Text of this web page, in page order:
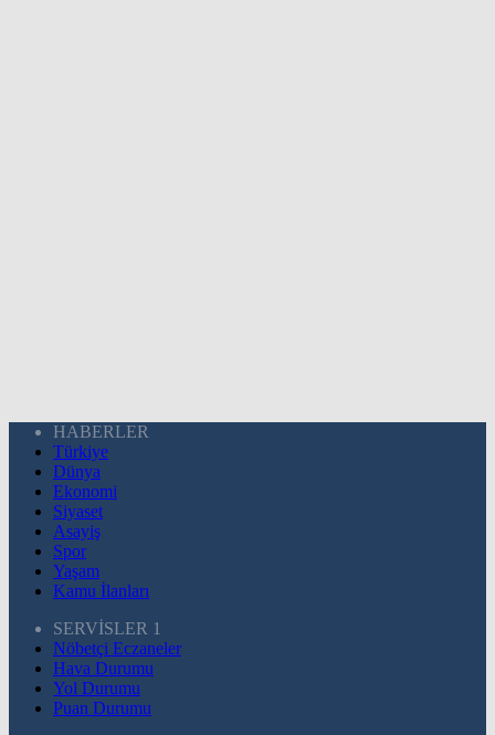
HABERLER
Türkiye
Dünya
Ekonomi
Siyaset
Asayiş
Spor
Yaşam
Kamu İlanları
SERVİSLER 1
Nöbetçi Eczaneler
Hava Durumu
Yol Durumu
Puan Durumu